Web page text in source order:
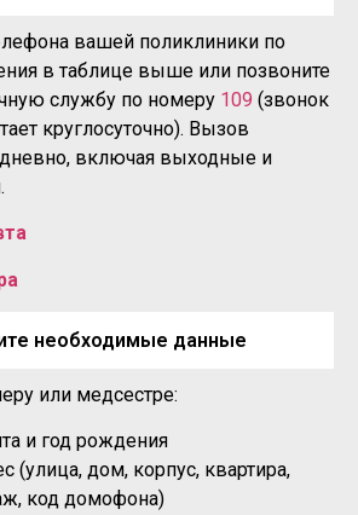
вашей поликлиники по
в таблице выше или позвоните
службу по номеру 109 (звонок
круглосуточно). Вызов
включая выходные и
необходимые данные
или медсестре:
и год рождения
(улица, дом, корпус, квартира,
код домофона)